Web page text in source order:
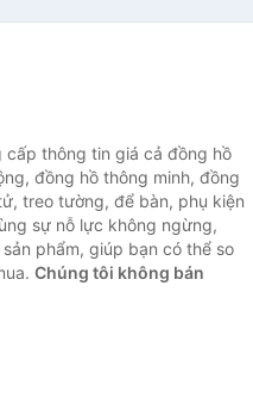
cấp thông tin giá cả đồng hồ
đồng hồ thông minh, đồng
treo tường, để bàn, phụ kiện
sự nỗ lực không ngừng,
phẩm, giúp bạn có thể so
Chúng tôi không bán